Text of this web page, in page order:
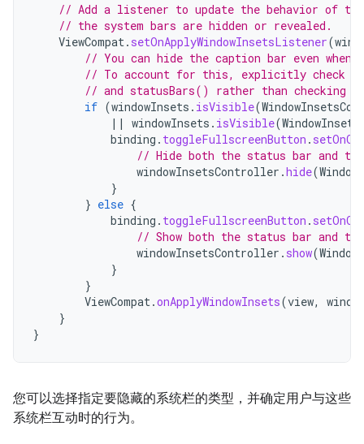
// Add a listener to update the behavior of
// the system bars are hidden or revealed.
ViewCompat. setOnApplyWindowInsetsListener(
// You can hide the caption bar even
// To account for this, explicitly check
// and statusBars() rather than checking
if (windowInsets . isVisible(
||
windowInsets . isVisible(
binding . toggleFullscreenButton .
// Hide both the status bar and
windowInsetsController .hide(
}
} else {
binding . toggleFullscreenButton .
// Show both the status bar and
windowInsetsController . show(
}
}
ViewCompat.onApplyWindowInsets(view,
}
}
您可以选择指定要隐藏的系统栏的类型，并确定用户与这些
系统栏互动时的行为。